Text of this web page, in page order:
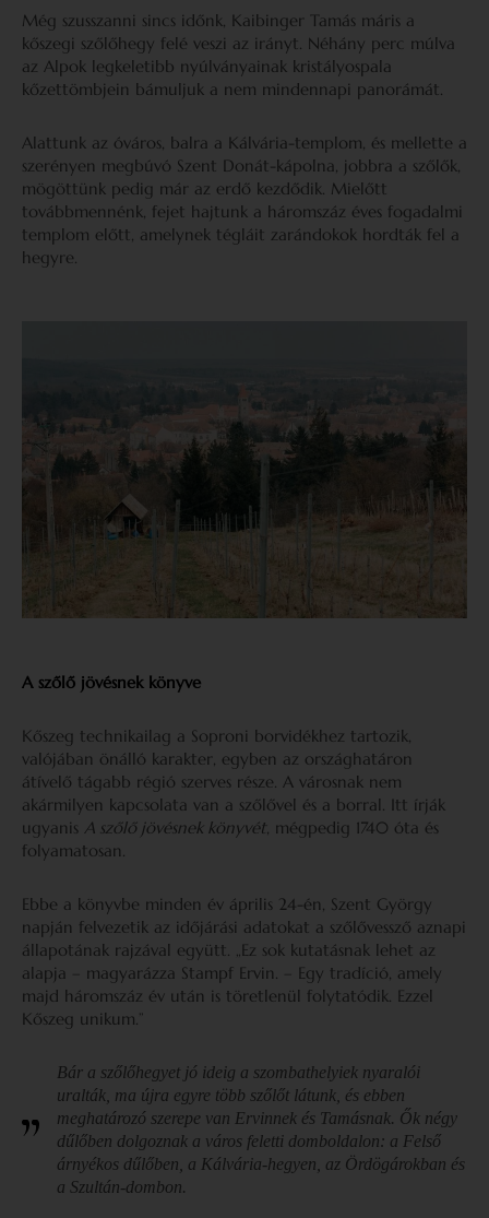
Még szusszanni sincs időnk, Kaibinger Tamás máris a
kőszegi szőlőhegy felé veszi az irányt. Néhány perc múlva
az Alpok legkeletibb nyúlványainak kristályospala
kőzettömbjein bámuljuk a nem mindennapi panorámát.
Alattunk az óváros, balra a Kálvária-templom, és mellette a
szerényen megbúvó Szent Donát-kápolna, jobbra a szőlők,
mögöttünk pedig már az erdő kezdődik. Mielőtt
továbbmennénk, fejet hajtunk a háromszáz éves fogadalmi
templom előtt, amelynek tégláit zarándokok hordták fel a
hegyre.
A szőlő jövésnek könyve
Kőszeg technikailag a Soproni borvidékhez tartozik,
valójában önálló karakter, egyben az országhatáron
átívelő tágabb régió szerves része. A városnak nem
akármilyen kapcsolata van a szőlővel és a borral. Itt írják
ugyanis A szőlő jövésnek könyvét, mégpedig 1740 óta és
folyamatosan.
Ebbe a könyvbe minden év április 24-én, Szent György
napján felvezetik az időjárási adatokat a szőlővessző aznapi
állapotának rajzával együtt. „Ez sok kutatásnak lehet az
alapja – magyarázza Stampf Ervin. – Egy tradíció, amely
majd háromszáz év után is töretlenül folytatódik. Ezzel
Kőszeg unikum.”
Bár a szőlőhegyet jó ideig a szombathelyiek nyaralói
uralták, ma újra egyre több szőlőt látunk, és ebben
meghatározó szerepe van Ervinnek és Tamásnak. Ők négy
dűlőben dolgoznak a város feletti domboldalon: a Felső
árnyékos dűlőben, a Kálvária-hegyen, az Ördögárokban és
a Szultán-dombon.